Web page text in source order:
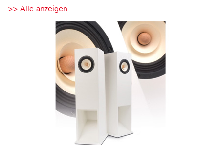
>> Alle anzeigen